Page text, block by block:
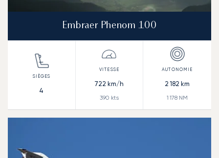
Embraer Phenom 100
4
722 km/h
390 kts
2 182 km
1 178 NM